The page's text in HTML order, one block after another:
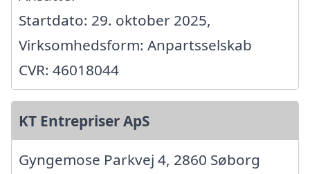
Startdato: 29. oktober 2025,
Virksomhedsform: Anpartsselskab
CVR: 46018044
KT Entrepriser ApS
Gyngemose Parkvej 4, 2860 Søborg